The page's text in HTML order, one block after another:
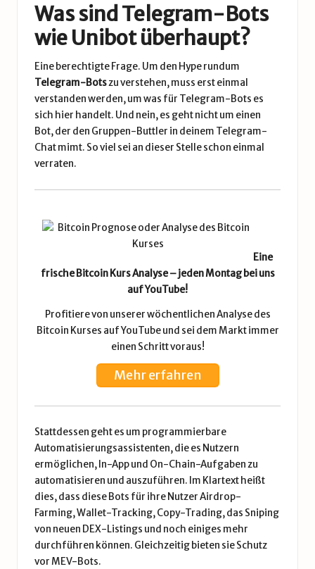
Was sind Telegram-Bots
wie Unibot überhaupt?
Eine berechtigte Frage. Um den Hype rundum
Telegram-Botszu verstehen, muss erst einmal
verstanden werden, um was für Telegram-Bots es
sich hier handelt. Und nein, es geht nicht um einen
Bot, der den Gruppen-Buttler in deinem Telegram-
Chat mimt. So viel sei an dieser Stelle schon einmal
verraten.
Eine
frische Bitcoin Kurs Analyse – jeden Montag bei uns
auf YouTube!
Profitiere von unserer wöchentlichen Analyse des
Bitcoin Kurses auf YouTube und sei dem Markt immer
einen Schritt voraus!
Mehr erfahren
Stattdessen geht es um programmierbare
Automatisierungsassistenten, die es Nutzern
ermöglichen, In-App und On-Chain-Aufgaben zu
automatisieren und auszuführen. Im Klartext heißt
dies, dass diese Bots für ihre Nutzer Airdrop-
Farming, Wallet-Tracking, Copy-Trading, das Sniping
von neuen DEX-Listings und noch einiges mehr
durchführen können. Gleichzeitig bieten sie Schutz
vor MEV-Bots.